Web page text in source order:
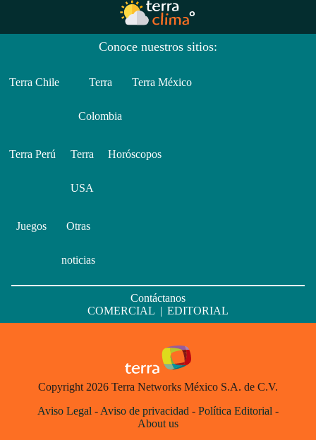
Conoce nuestros sitios:
Terra Chile Terra
Colombia
Terra México
Terra Perú Terra
USA
Horóscopos
Juegos Otras
noticias
Contáctanos
COMERCIAL | EDITORIAL
Copyright 2026 Terra Networks México S.A. de C.V.
Aviso Legal - Aviso de privacidad - Política Editorial -
About us